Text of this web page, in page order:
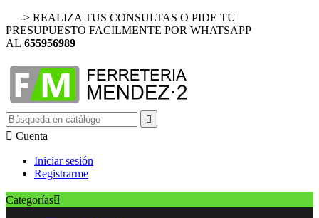
-> REALIZA TUS CONSULTAS O PIDE TU
PRESUPUESTO FACILMENTE POR WHATSAPP
AL 655956989

 Cuenta
Iniciar sesión
Registrarme
Categorías